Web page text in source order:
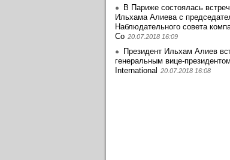
В Париже состоялась
Ильхама Алиева с
Наблюдательного совета
Co 20.07.2018 16:09
Президент Ильхам Алиев
генеральным вице-
International 20.07.2018 16:08